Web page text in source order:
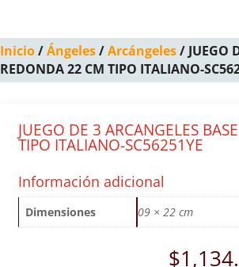
Inicio/Ángeles/Arcángeles/ JUEGO
REDONDA 22 CM TIPO ITALIANO-
JUEGO DE 3 ARCANGELES
TIPO ITALIANO-SC56251YE
Información adicional
Dimensiones 09 × 22 cm
$